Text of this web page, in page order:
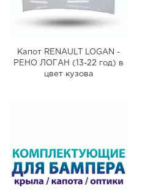
Капот RENAULT LOGAN -
РЕНО ЛОГАН (13-22 год) в
цвет кузова